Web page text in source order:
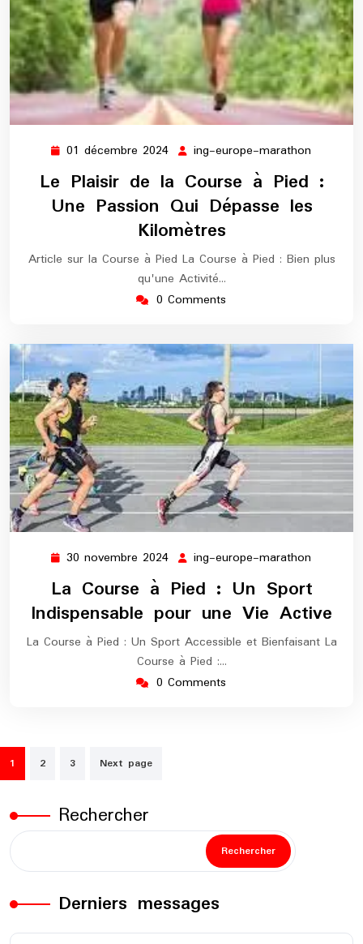
01 décembre 2024 01
décembre
2024
ing-europe-marathon
marathon
Le Plaisir de la Course à Pied :
Une Passion Qui Dépasse les
Kilomètres
Article sur la Course à Pied La Course à Pied : Bien plus
qu'une Activité…
0 Comments
30 novembre 2024 30
novembre
2024
ing-europe-marathon
marathon
La Course à Pied : Un Sport
Indispensable pour une Vie Active
La Course à Pied : Un Sport Accessible et Bienfaisant La
Course à Pied :…
0 Comments
Pagination
des
publications
1 2 3 Next page
Rechercher
Rechercher
Derniers messages